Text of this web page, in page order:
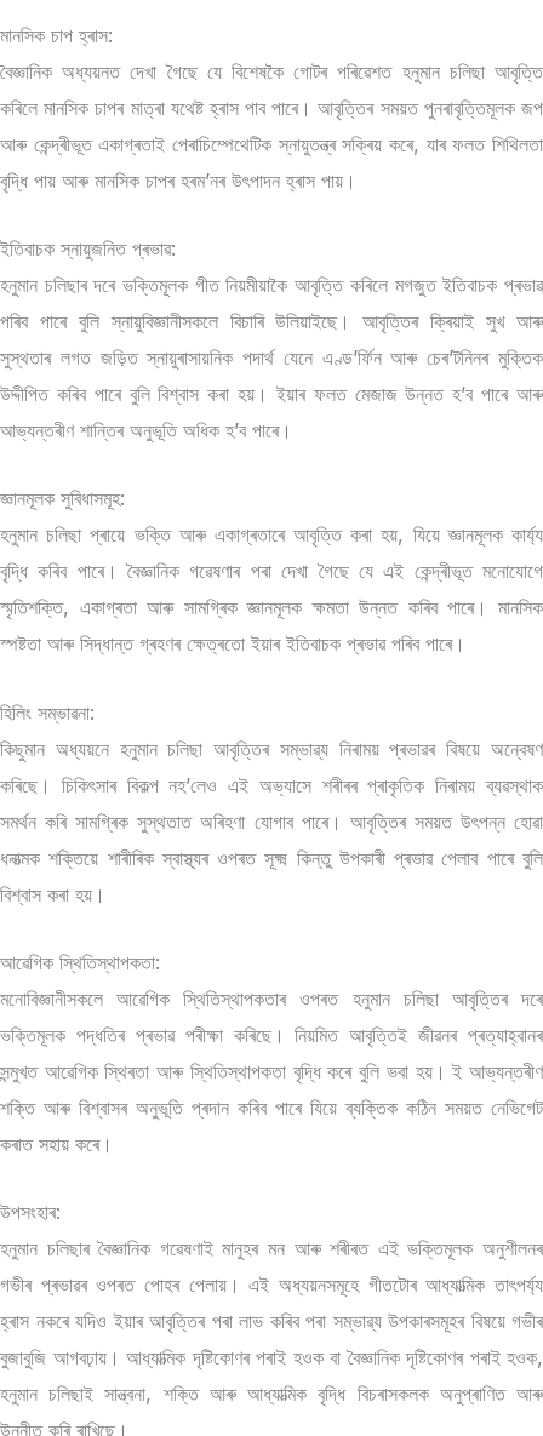
মানসিক চাপ হ্ৰাস:
বৈজ্ঞানিক অধ্যয়নত দেখা গৈছে যে বিশেষকৈ গোটৰ পৰিৱেশত হনুমান চলিছা আবৃত্তি
কৰিলে মানসিক চাপৰ মাত্ৰা যথেষ্ট হ্ৰাস পাব পাৰে। আবৃত্তিৰ সময়ত পুনৰাবৃত্তিমূলক জপ
আৰু কেন্দ্ৰীভূত একাগ্ৰতাই পেৰাচিম্পেথেটিক স্নায়ুতন্ত্ৰ সক্ৰিয় কৰে, যাৰ ফলত শিথিলতা
বৃদ্ধি পায় আৰু মানসিক চাপৰ হৰম’নৰ উৎপাদন হ্ৰাস পায়।
ইতিবাচক স্নায়ুজনিত প্ৰভাৱ:
হনুমান চলিছাৰ দৰে ভক্তিমূলক গীত নিয়মীয়াকৈ আবৃত্তি কৰিলে মগজুত ইতিবাচক প্ৰভাৱ
পৰিব পাৰে বুলি স্নায়ুবিজ্ঞানীসকলে বিচাৰি উলিয়াইছে। আবৃত্তিৰ ক্ৰিয়াই সুখ আৰু
সুস্থতাৰ লগত জড়িত স্নায়ুৰাসায়নিক পদাৰ্থ যেনে এণ্ড’ৰ্ফিন আৰু চেৰ’টনিনৰ মুক্তিক
উদ্দীপিত কৰিব পাৰে বুলি বিশ্বাস কৰা হয়। ইয়াৰ ফলত মেজাজ উন্নত হ’ব পাৰে আৰু
আভ্যন্তৰীণ শান্তিৰ অনুভূতি অধিক হ’ব পাৰে।
জ্ঞানমূলক সুবিধাসমূহ:
হনুমান চলিছা প্ৰায়ে ভক্তি আৰু একাগ্ৰতাৰে আবৃত্তি কৰা হয়, যিয়ে জ্ঞানমূলক কাৰ্য্য
বৃদ্ধি কৰিব পাৰে। বৈজ্ঞানিক গৱেষণাৰ পৰা দেখা গৈছে যে এই কেন্দ্ৰীভূত মনোযোগে
স্মৃতিশক্তি, একাগ্ৰতা আৰু সামগ্ৰিক জ্ঞানমূলক ক্ষমতা উন্নত কৰিব পাৰে। মানসিক
স্পষ্টতা আৰু সিদ্ধান্ত গ্ৰহণৰ ক্ষেত্ৰতো ইয়াৰ ইতিবাচক প্ৰভাৱ পৰিব পাৰে।
হিলিং সম্ভাৱনা:
কিছুমান অধ্যয়নে হনুমান চলিছা আবৃত্তিৰ সম্ভাৱ্য নিৰাময় প্ৰভাৱৰ বিষয়ে অন্বেষণ
কৰিছে। চিকিৎসাৰ বিকল্প নহ’লেও এই অভ্যাসে শৰীৰৰ প্ৰাকৃতিক নিৰাময় ব্যৱস্থাক
সমৰ্থন কৰি সামগ্ৰিক সুস্থতাত অৰিহণা যোগাব পাৰে। আবৃত্তিৰ সময়ত উৎপন্ন হোৱা
ধনাত্মক শক্তিয়ে শাৰীৰিক স্বাস্থ্যৰ ওপৰত সূক্ষ্ম কিন্তু উপকাৰী প্ৰভাৱ পেলাব পাৰে বুলি
বিশ্বাস কৰা হয়।
আৱেগিক স্থিতিস্থাপকতা:
মনোবিজ্ঞানীসকলে আৱেগিক স্থিতিস্থাপকতাৰ ওপৰত হনুমান চলিছা আবৃত্তিৰ দৰে
ভক্তিমূলক পদ্ধতিৰ প্ৰভাৱ পৰীক্ষা কৰিছে। নিয়মিত আবৃত্তিই জীৱনৰ প্ৰত্যাহ্বানৰ
সন্মুখত আৱেগিক স্থিৰতা আৰু স্থিতিস্থাপকতা বৃদ্ধি কৰে বুলি ভবা হয়। ই আভ্যন্তৰীণ
শক্তি আৰু বিশ্বাসৰ অনুভূতি প্ৰদান কৰিব পাৰে যিয়ে ব্যক্তিক কঠিন সময়ত নেভিগেট
কৰাত সহায় কৰে।
উপসংহাৰ:
হনুমান চলিছাৰ বৈজ্ঞানিক গৱেষণাই মানুহৰ মন আৰু শৰীৰত এই ভক্তিমূলক অনুশীলনৰ
গভীৰ প্ৰভাৱৰ ওপৰত পোহৰ পেলায়। এই অধ্যয়নসমূহে গীতটোৰ আধ্যাত্মিক তাৎপৰ্য্য
হ্ৰাস নকৰে যদিও ইয়াৰ আবৃত্তিৰ পৰা লাভ কৰিব পৰা সম্ভাৱ্য উপকাৰসমূহৰ বিষয়ে গভীৰ
বুজাবুজি আগবঢ়ায়। আধ্যাত্মিক দৃষ্টিকোণৰ পৰাই হওক বা বৈজ্ঞানিক দৃষ্টিকোণৰ পৰাই হওক,
হনুমান চলিছাই সান্ত্বনা, শক্তি আৰু আধ্যাত্মিক বৃদ্ধি বিচৰাসকলক অনুপ্ৰাণিত আৰু
উন্নীত কৰি ৰাখিছে।